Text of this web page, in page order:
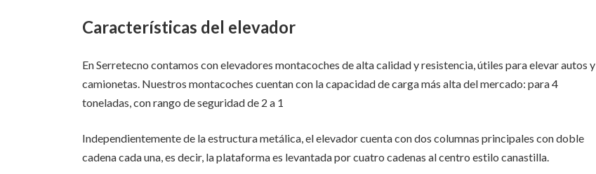
Características del elevador
En Serretecno contamos con elevadores montacoches de alta calidad y resistencia, útiles para elevar autos y
camionetas. Nuestros montacoches cuentan con la capacidad de carga más alta del mercado: para 4
toneladas, con rango de seguridad de 2 a 1
Independientemente de la estructura metálica, el elevador cuenta con dos columnas principales con doble
cadena cada una, es decir, la plataforma es levantada por cuatro cadenas al centro estilo canastilla.